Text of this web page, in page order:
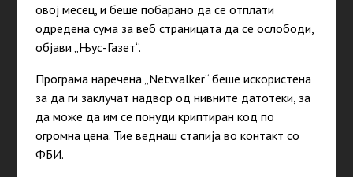
овој месец, и беше побарано да се отплати
одредена сума за веб страницата да се ослободи,
објави „Њус-Газет“.
Програма наречена „Netwalker“ беше искористена
за да ги заклучат надвор од нивните датотеки, за
да може да им се понуди криптиран код по
огромна цена. Тие веднаш стапија во контакт со
ФБИ.